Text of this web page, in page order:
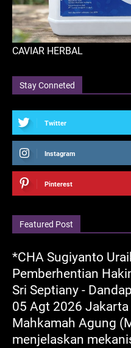
CAVIAR HERBAL
Stay Conneted
Twitter
Instagram
Pinterest
Featured Post
*CHA Sugiyanto
Pemberhentian
Sri Septiany -
05 Agt 2026
Mahkamah Agung
menjelaskan